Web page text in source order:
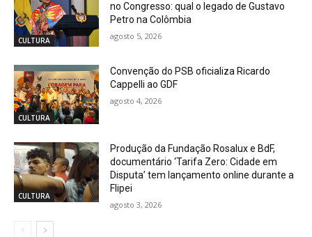
CULTURA
no Congresso: qual o legado de Gustavo
Petro na Colômbia
agosto 5, 2026
CULTURA
Convenção do PSB oficializa Ricardo
Cappelli ao GDF
agosto 4, 2026
CULTURA
Produção da Fundação Rosalux e BdF,
documentário ‘Tarifa Zero: Cidade em
Disputa’ tem lançamento online durante a
Flipei
agosto 3, 2026